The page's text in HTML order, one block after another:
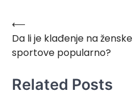
Post
navigation
⟵
Da li je klađenje na ženske
sportove popularno?
Related Posts